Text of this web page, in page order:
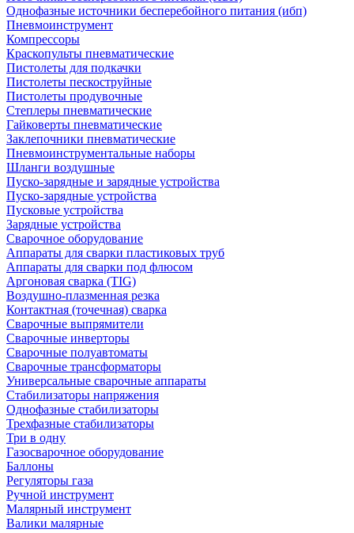
Однофазные источники бесперебойного питания (ибп)
Пневмоинструмент
Компрессоры
Краскопульты пневматические
Пистолеты для подкачки
Пистолеты пескоструйные
Пистолеты продувочные
Степлеры пневматические
Гайковерты пневматические
Заклепочники пневматические
Пневмоинструментальные наборы
Шланги воздушные
Пуско-зарядные и зарядные устройства
Пуско-зарядные устройства
Пусковые устройства
Зарядные устройства
Сварочное оборудование
Аппараты для сварки пластиковых труб
Аппараты для сварки под флюсом
Аргоновая сварка (TIG)
Воздушно-плазменная резка
Контактная (точечная) сварка
Сварочные выпрямители
Сварочные инверторы
Сварочные полуавтоматы
Сварочные трансформаторы
Универсальные сварочные аппараты
Стабилизаторы напряжения
Однофазные стабилизаторы
Трехфазные стабилизаторы
Три в одну
Газосварочное оборудование
Баллоны
Регуляторы газа
Ручной инструмент
Малярный инструмент
Валики малярные